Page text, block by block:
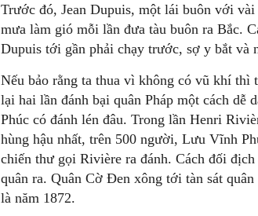
Trước đó, Jean Dupuis, một lái buôn với
mưa làm gió mỗi lần đưa tàu buôn ra Bắc.
Dupuis tới gần phải chạy trước, sợ y bắt và
Nếu bảo rằng ta thua vì không có vũ khí
lại hai lần đánh bại quân Pháp một cách
Phúc có đánh lén đâu. Trong lần Henri
hùng hậu nhất, trên 500 người, Lưu Vĩnh
chiến thư gọi Rivière ra đánh. Cách đối
quân ra. Quân Cờ Đen xông tới tàn sát
là năm 1872.